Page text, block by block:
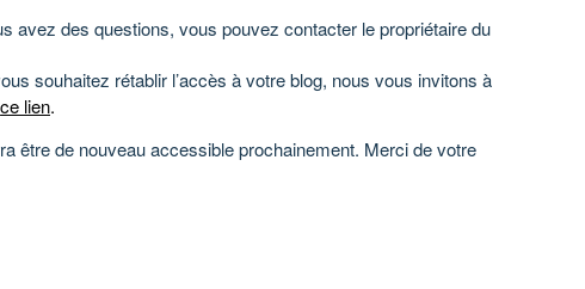
avez des questions, vous pouvez contacter le propriétaire du
souhaitez rétablir l’accès à votre blog, nous vous invitons à
ce lien.
être de nouveau accessible prochainement. Merci de votre